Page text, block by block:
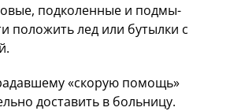
под­ко­лен­ные и под­мы­
по­ложить лед или бу­тыл­ки с
«скорую помощь»
дос­та­вить в больницу.